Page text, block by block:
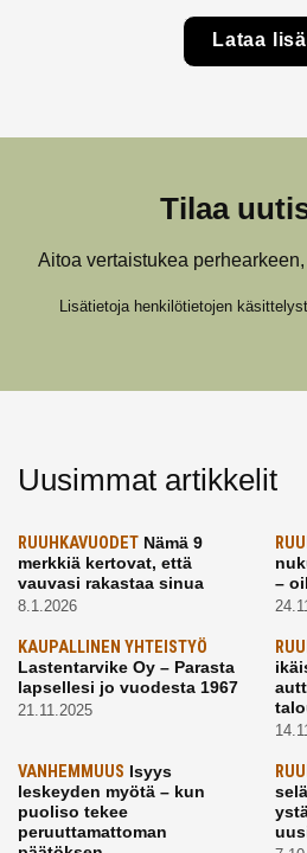
Lataa
Tilaa
Aitoa vertaistukea
Lisätietoja henkilötietojen
Uusimmat artikkelit
RUUHKAVUODET Nämä 9
merkkiä kertovat, että
vauvasi rakastaa sinua
8.1.2026
–
KAUPALLINEN YHTEISTYÖ
Lastentarvike Oy – Parasta
lapsellesi jo vuodesta 1967
21.11.2025
VANHEMMUUS Isyys
leskeyden myötä – kun
puoliso tekee
peruuttamattoman